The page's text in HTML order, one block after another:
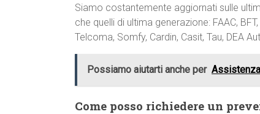
Siamo costantemente aggiornati sulle
che quelli di ultima generazione: FAAC,
Telcoma, Somfy, Cardin, Casit, Tau, DEA
Possiamo aiutarti anche per
Come posso richiedere un